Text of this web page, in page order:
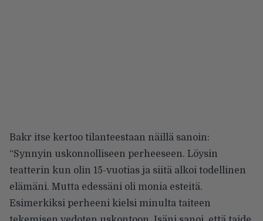
Bakr itse kertoo tilanteestaan näillä sanoin:
“Synnyin uskonnolliseen perheeseen. Löysin
teatterin kun olin 15-vuotias ja siitä alkoi todellinen
elämäni. Mutta edessäni oli monia esteitä.
Esimerkiksi perheeni kielsi minulta taiteen